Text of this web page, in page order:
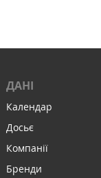
ДАНІ
Календар
Досьє
Компанії
Бренди